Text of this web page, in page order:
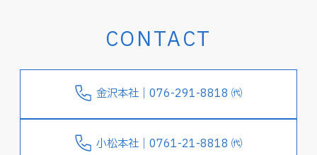
CONTACT
金沢本社｜076-291-8818 ㈹
小松本社｜0761-21-8818 ㈹